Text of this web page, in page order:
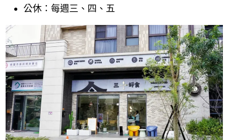
公休：每週三、四、五